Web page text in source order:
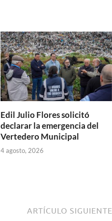
Edil Julio Flores solicitó
declarar la emergencia del
Vertedero Municipal
4 agosto, 2026
ARTÍCULO SIGUIENTE